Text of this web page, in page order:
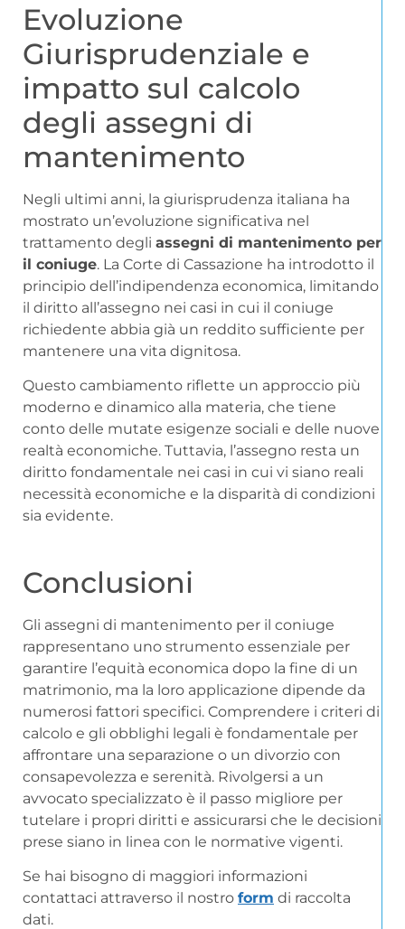
Evoluzione
Giurisprudenziale e
impatto sul calcolo
degli assegni di
mantenimento
Negli ultimi anni, la giurisprudenza italiana ha
mostrato un’evoluzione significativa nel
trattamento degli assegni di mantenimento per
il coniuge. La Corte di Cassazione ha introdotto il
principio dell’indipendenza economica, limitando
il diritto all’assegno nei casi in cui il coniuge
richiedente abbia già un reddito sufficiente per
mantenere una vita dignitosa.
Questo cambiamento riflette un approccio più
moderno e dinamico alla materia, che tiene
conto delle mutate esigenze sociali e delle nuove
realtà economiche. Tuttavia, l’assegno resta un
diritto fondamentale nei casi in cui vi siano reali
necessità economiche e la disparità di condizioni
sia evidente.
Conclusioni
Gli assegni di mantenimento per il coniuge
rappresentano uno strumento essenziale per
garantire l’equità economica dopo la fine di un
matrimonio, ma la loro applicazione dipende da
numerosi fattori specifici. Comprendere i criteri di
calcolo e gli obblighi legali è fondamentale per
affrontare una separazione o un divorzio con
consapevolezza e serenità. Rivolgersi a un
avvocato specializzato è il passo migliore per
tutelare i propri diritti e assicurarsi che le decisioni
prese siano in linea con le normative vigenti.
Se hai bisogno di maggiori informazioni
contattaci attraverso il nostro form di raccolta
dati.